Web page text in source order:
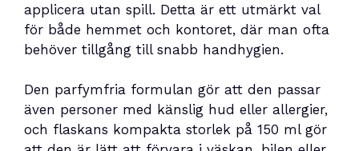
applicera utan spill. Detta är ett utmärkt val
för både hemmet och kontoret, där man ofta
behöver tillgång till snabb handhygien.
Den parfymfria formulan gör att den passar
även personer med känslig hud eller allergier,
och flaskans kompakta storlek på 150 ml gör